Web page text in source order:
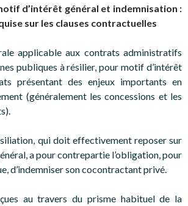
d’intérêt général et indemnisation :
sur les clauses contractuelles
applicable aux contrats administratifs
publiques à résilier, pour motif d’intérêt
présentant des enjeux importants en
(généralement les concessions et les
qui doit effectivement reposer sur
a pour contrepartie l’obligation, pour
d’indemniser son cocontractant privé.
au travers du prisme habituel de la